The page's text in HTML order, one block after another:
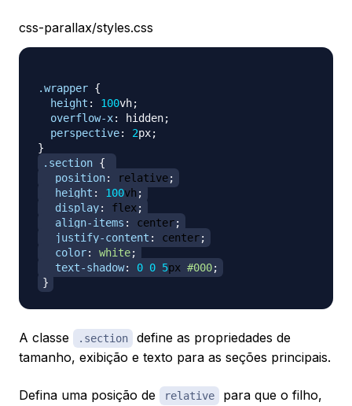
css-parallax/styles.css
.wrapper {
height : 100vh;
overflow-x: hidden;
perspective: 2px;
}
.section {
position: relative;
height : 100vh ;
display: flex;
align-items : center;
justify-content : center;
color: white;
text-shadow: 0 0 5px #000;
}
A classe .section
define as propriedades de
tamanho, exibição e texto para as seções principais.
Defina uma posição de relative para que o filho,